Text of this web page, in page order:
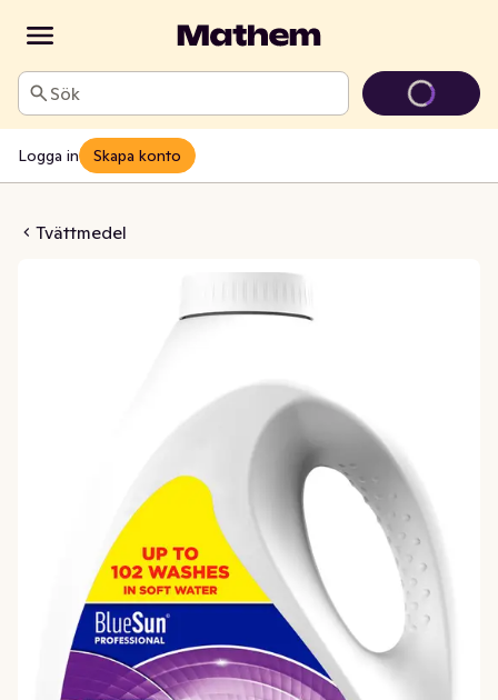
Sök
Logga in Skapa konto
Tvättmedel
Professional Color